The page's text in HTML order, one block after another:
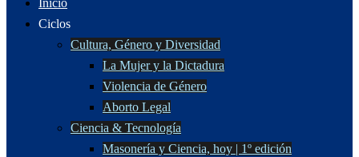
Ciclos
Cultura, Género y Diversidad
La Mujer y la Dictadura
Violencia de Género
Aborto Legal
Ciencia & Tecnología
Masonería y Ciencia, hoy | 1º edición